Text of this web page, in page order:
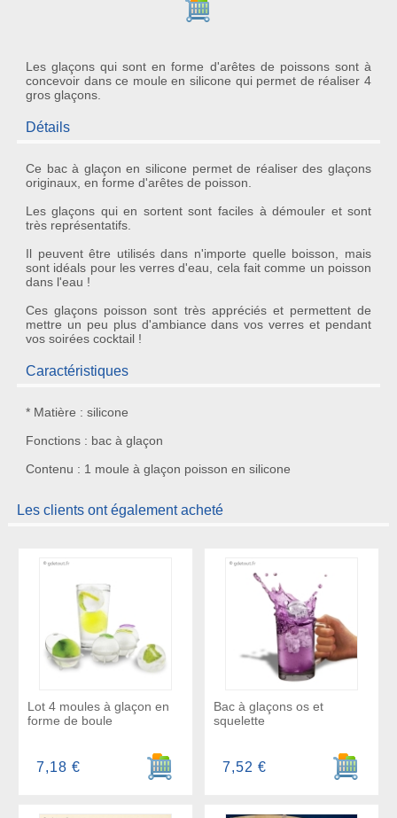
Les glaçons qui sont en forme d'arêtes de poissons sont à
concevoir dans ce moule en silicone qui permet de réaliser 4
gros glaçons.
Détails
Ce bac à glaçon en silicone permet de réaliser desglaçons
originaux, en forme d'arêtes de poisson.
Les glaçons qui en sortent sont faciles à démouler et sont
très représentatifs.
Il peuvent être utilisés dans n'importe quelle boisson, mais
sont idéals pour les verres d'eau, cela fait comme un poisson
dans l'eau !
Cesglaçons poisson sont très appréciés et permettent de
mettre un peu plus d'ambiance dans vos verres et pendant
vos soirées cocktail !
Caractéristiques
* Matière : silicone
Fonctions : bac à glaçon
Contenu : 1 moule à glaçon poisson en silicone
Les clients ont également acheté
Lot 4 moules à glaçon en
forme de boule
Ajouter au panier
7,18 €
Bac à glaçons os et
squelette
Ajouter
7,52 €